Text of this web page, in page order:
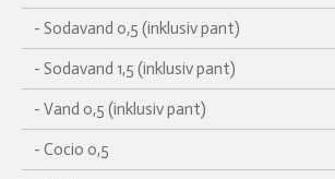
- Sodavand 0,5 (inklusiv pant)
- Sodavand 1,5 (inklusiv pant)
- Vand 0,5 (inklusiv pant)
- Cocio 0,5